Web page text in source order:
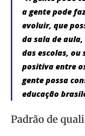
a gente pode
evoluir, que
da sala de
das escolas, ou
positiva entre
gente possa
educação
Padrão de